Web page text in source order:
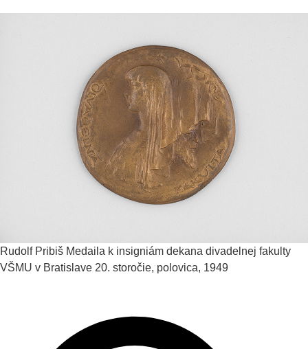
Rudolf Pribiš Medaila k insigniám dekana divadelnej fakulty
VŠMU v Bratislave 20. storočie, polovica, 1949